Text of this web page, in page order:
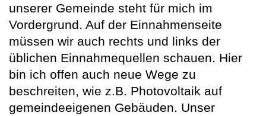
unserer Gemeinde steht für mich im
Vordergrund. Auf der Einnahmenseite
müssen wir auch rechts und links der
üblichen Einnahmequellen schauen. Hier
bin ich offen auch neue Wege zu
beschreiten, wie z.B. Photovoltaik auf
gemeindeeigenen Gebäuden. Unser